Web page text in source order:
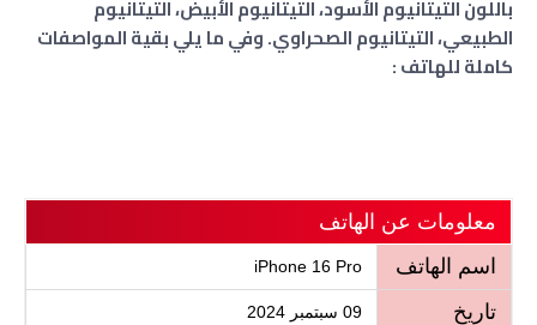
باللونالتيتانيوم الأسود، التيتانيوم الأبيض، التيتانيوم
الطبيعي، التيتانيوم الصحراوي. وفي ما يلي بقية المواصفات
كاملة للهاتف :
معلومات عن الهاتف
اسم الهاتف
iPhone 16 Pro
تاريخ
09 سبتمبر 2024